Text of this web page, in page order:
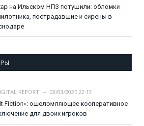
на Ильском НПЗ потушили: обломки
пострадавшие и сирены в
REPORT
08/03/2025 22:13
Fiction»: ошеломляющее кооперативное
для двоих игроков